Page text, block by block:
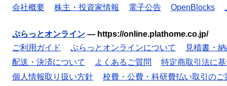
会社概要
株主・投資家情報 電子公告 OpenBlocks
ぷらっとオンライン — https://online.plathome.co.jp/
ご利用ガイド
ぷらっとオンラインについて
見積書・
配送・決済について
よくあるご質問
特定商取引法に
個人情報取り扱い方針
校費・公費・科研費払い取引のご